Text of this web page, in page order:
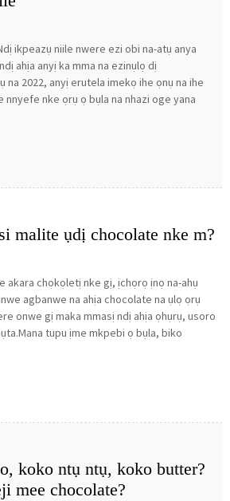
ikpeazụ niile nwere ezi obi na-atụ anya
ahịa anyị ka mma na ezinụlọ dị
na 2022, anyị erutela imekọ ihe ọnụ na ihe
nnyefe nke ọrụ ọ bụla na nhazi oge yana
malite ụdị chocolate nke m?
akara chọkọletị nke gị, ịchọrọ ịnọ na-ahụ
agbanwe na ahịa chocolate na ụlọ ọrụ
onwe gị maka mmasị ndị ahịa ọhụrụ, usoro
tupu ịme mkpebi ọ bụla, biko
koko ntụ ntụ, koko butter?
mee chocolate?